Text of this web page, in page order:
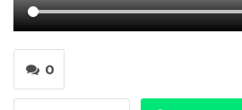
0